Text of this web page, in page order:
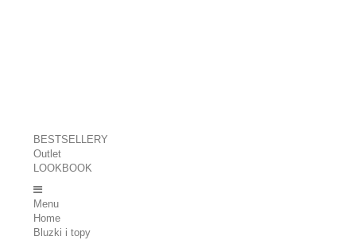
BESTSELLERY
Outlet
LOOKBOOK
Menu
Home
Bluzki i topy